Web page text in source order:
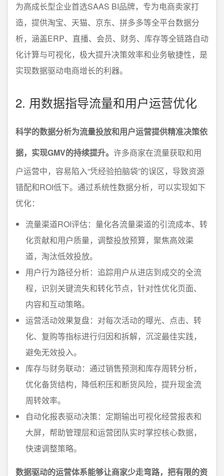
为高成长型企业首选SAAS BI品牌，专为电商卖家打
造，提供淘宝、天猫、京东、拼多多等全平台数据分
析，涵盖ERP、直播、会员、财务、库存等全链路自动
化计算与可视化，极大提升决策效率和业务敏捷性，是
实现数据驱动电商增长的利器。
2. 用数据指导流量和用户运营优化
科学的数据分析为流量投放和用户运营提供精准决策依
据，实现GMV的持续提升。 许多商家在流量获取和用
户运营中，容易陷入“凭经验拍脑袋”的误区，导致资源
错配和ROI低下。通过系统性数据分析，可以实现如下
优化：
流量渠道ROI评估：量化各流量渠道的引流成本、转
化贡献和用户质量，调整投放预算，聚焦高效渠
道，淘汰低效投放。
用户行为路径分析：追踪用户从进店到成交的全流
程，识别关键流失和转化节点，针对性优化页面、
内容和互动策略。
运营活动效果复盘：对每次活动的曝光、点击、转
化、复购等指标进行归因和拆解，沉淀最佳实践，
避免无效投入。
库存与财务联动：通过销售预测和库存周转分析，
优化备货结构，降低积压和断货风险，提升现金流
周转效率。
自动化报表驱动决策：定期输出可视化经营报表和
大屏，帮助管理层和运营团队实时掌控核心数据，
快速调整策略。
数据驱动的运营体系能够让商家少走弯路，把有限的资